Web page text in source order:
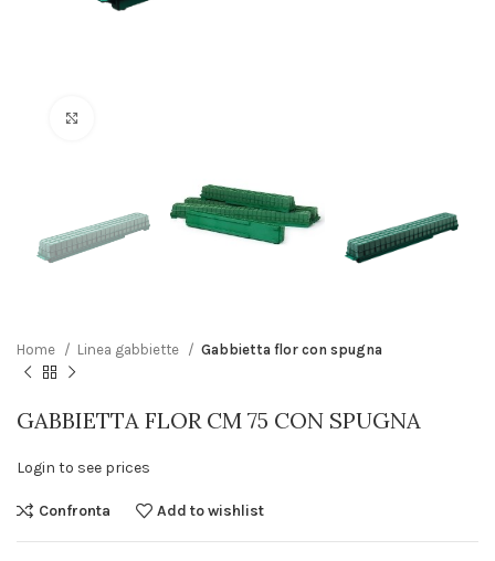
Home Linea gabbiette Gabbietta flor con spugna
GABBIETTA FLOR CM 75 CON SPUGNA
Login to see prices
Confronta Add to wishlist